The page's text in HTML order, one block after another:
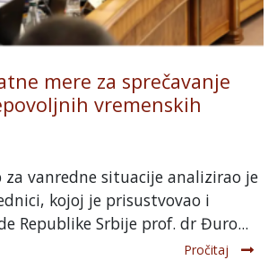
mere za sprečavanje
vremenskih
za vanredne situacije analizirao je
kojoj je prisustvovao i
Republike Srbije prof. dr Đuro...
Pročitaj